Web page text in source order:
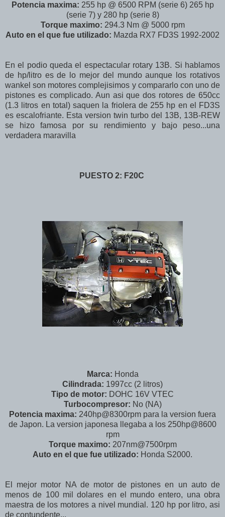
Potencia maxima: 255 hp @ 6500 RPM (serie 6) 265 hp
(serie 7) y 280 hp (serie 8)
Torque maximo: 294.3 Nm @ 5000 rpm
Auto en el que fue utilizado: Mazda RX7 FD3S 1992-2002
En el podio queda el espectacular rotary 13B. Si hablamos
de hp/litro es de lo mejor del mundo aunque los rotativos
wankel son motores complejisimos y compararlo con uno de
pistones es complicado. Aun asi que dos rotores de 650cc
(1.3 litros en total) saquen la friolera de 255 hp en el FD3S
es escalofriante. Esta version twin turbo del 13B, 13B-REW
se hizo famosa por su rendimiento y bajo peso...una
verdadera maravilla
PUESTO 2: F20C
Marca: Honda
Cilindrada: 1997cc (2 litros)
Tipo de motor: DOHC 16V VTEC
Turbocompresor: No (NA)
Potencia maxima: 240hp@8300rpm para la version fuera
de Japon. La version japonesa llegaba a los 250hp@8600
rpm
Torque maximo: 207nm@7500rpm
Auto en el que fue utilizado: Honda S2000.
El mejor motor NA de motor de pistones en un auto de
menos de 100 mil dolares en el mundo entero, una obra
maestra de los motores a nivel mundial. 120 hp por litro, asi
de contundente...